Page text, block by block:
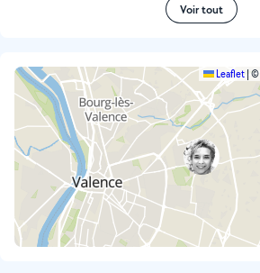
Voir tout
Leaflet|©